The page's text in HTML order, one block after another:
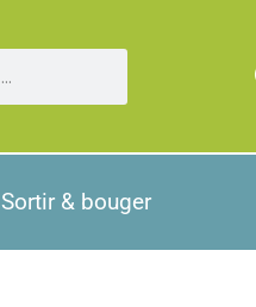
Sortir & bouger